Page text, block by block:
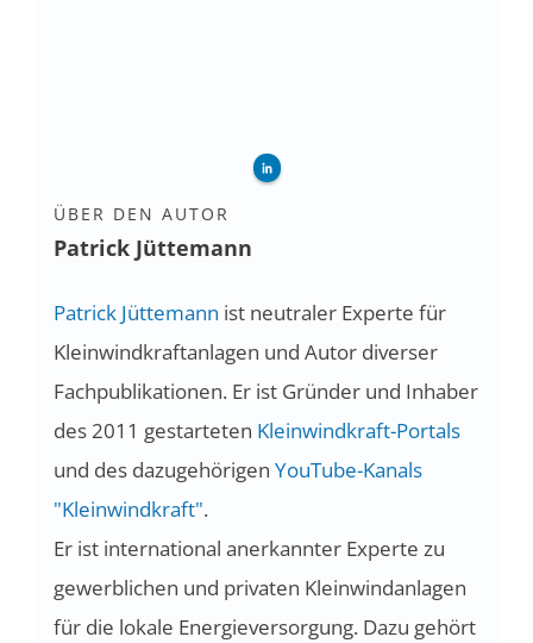
ÜBER DEN AUTOR
Patrick Jüttemann
Patrick Jüttemann ist neutraler Experte für
Kleinwindkraftanlagen und Autor diverser
Fachpublikationen. Er ist Gründer und Inhaber
des 2011 gestarteten Kleinwindkraft-Portals
und des dazugehörigen YouTube-Kanals
"Kleinwindkraft".
Er ist international anerkannter Experte zu
gewerblichen und privaten Kleinwindanlagen
für die lokale Energieversorgung. Dazu gehört